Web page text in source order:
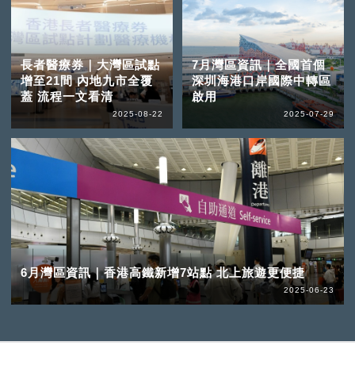
長者醫療券｜大灣區試點
增至21間 內地九市全覆
蓋 流程一文看清
2025-08-22
7月灣區資訊｜全國首個
深圳海港口岸國際中轉區
啟用
2025-07-29
6月灣區資訊｜香港高鐵新增7站點 北上旅遊更便捷
2025-06-23